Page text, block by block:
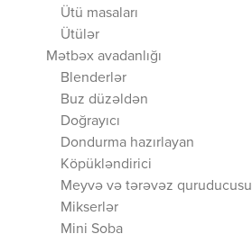
Ütü masaları
Ütülər
Mətbəx avadanlığı
Blenderlər
Buz düzəldən
Doğrayıcı
Dondurma hazırlayan
Köpükləndirici
Meyvə və tərəvəz quruducusu
Mikserlər
Mini Soba